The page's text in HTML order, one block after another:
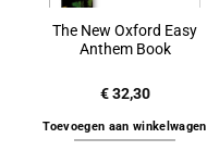
The New Oxford Easy
Anthem Book
€32,30
Toevoegen aan winkelwagen